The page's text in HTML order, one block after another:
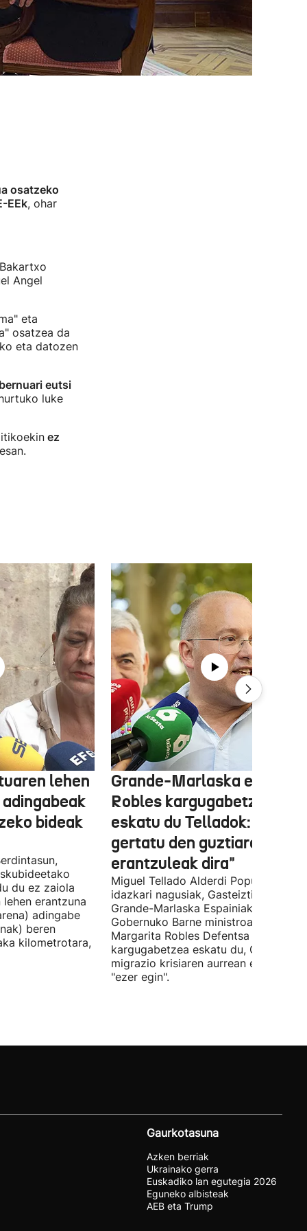
osatzeko
EEk, ohar
Angel
eta
osatzea da
eta datozen
eutsi
luke
ez
lehen
bideak
du ez zaiola
erantzuna
adingabe
beren
kilometrotara,
Grande-Marlaska eta
Robles kargugabetzea
eskatu du Telladok:
gertatu den guztiaren
erantzuleak dira"
Miguel Tellado Alderdi Popularraren
idazkari nagusiak, Gasteiztik,
Grande-Marlaska Espainiako
Gobernuko Barne ministroa eta
Margarita Robles Defentsa ministroa
kargugabetzea eskatu du, Ceutako
migrazio krisiaren aurrean ez
"ezer egin".
Gaurkotasuna
Azken berriak
Ukrainako gerra
Euskadiko lan egutegia 2026
Eguneko albisteak
AEB eta Trump